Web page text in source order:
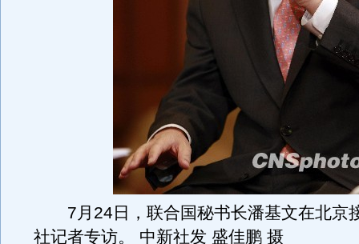
7月24日，联合国秘书长潘基文在北京
社记者专访。 中新社发 盛佳鹏 摄